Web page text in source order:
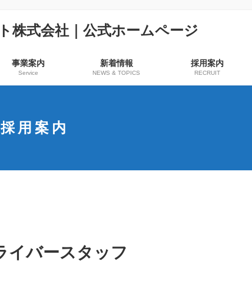
事業案内
Service
新着情報
NEWS & TOPICS
採用案内
RECRUIT
採用案内
イバースタッフ